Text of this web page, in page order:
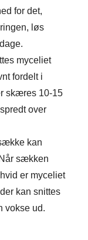
for det,
løs
myceliet
fordelt i
skæres 10-15
over
kan
sækken
er myceliet
kan snittes
vokse ud.